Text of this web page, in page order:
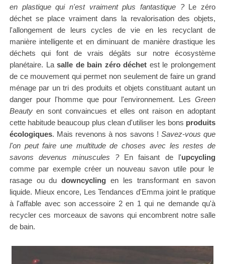
en plastique qui n'est vraiment plus fantastique ? Le zéro
déchet se place vraiment dans la revalorisation des objets,
l'allongement de leurs cycles de vie en les recyclant de
manière intelligente et en diminuant de manière drastique les
déchets qui font de vrais dégâts sur notre écosystème
planétaire. Lasalle de bain zéro déchet est le prolongement
de ce mouvement qui permet non seulement de faire un grand
ménage par un tri des produits et objets constituant autant un
danger pour l'homme que pour l'environnement. LesGreen
Beautyen sont convaincues et elles ont raison en adoptant
cette habitude beaucoup plus clean d'utiliser les bons produits
écologiques. Mais revenons à nos savons ! Savez-vous que
l'on peut faire une multitude de choses avec les restes de
savons devenus minuscules ?En faisant de l'upcycling
comme par exemple créer un nouveau savon utile pour le
rasage ou dudowncycling en les transformant en savon
liquide. Mieux encore, Les Tendances d'Emma joint le pratique
à l'affable avec son accessoire 2 en 1 qui ne demande qu'à
recycler ces morceaux de savons qui encombrent notre salle
de bain.